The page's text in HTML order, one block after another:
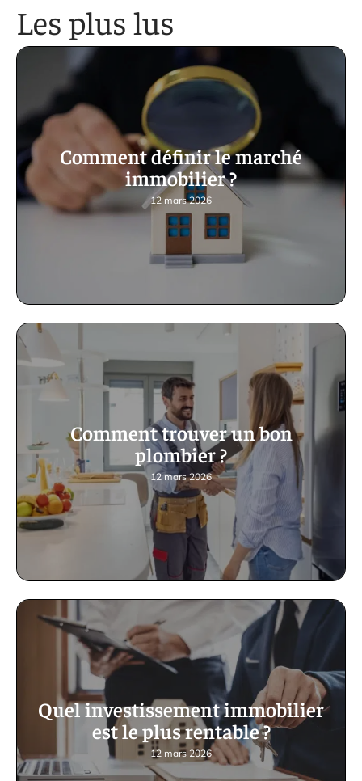
Les plus lus
Comment définir le marché
immobilier ?
12 mars 2026
Comment trouver un bon
plombier ?
12 mars 2026
Quel investissement immobilier
est le plus rentable ?
12 mars 2026